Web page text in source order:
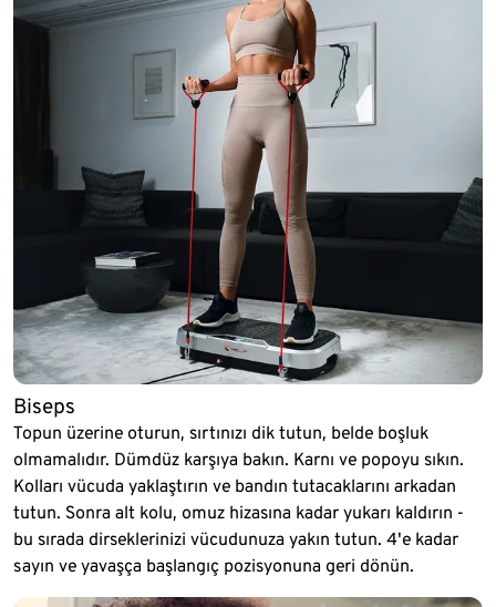
Biseps
Topun üzerine oturun, sırtınızı dik tutun, belde boşluk
olmamalıdır. Dümdüz karşıya bakın. Karnı ve popoyu sıkın.
Kolları vücuda yaklaştırın ve bandın tutacaklarını arkadan
tutun. Sonra alt kolu, omuz hizasına kadar yukarı kaldırın -
bu sırada dirseklerinizi vücudunuza yakın tutun. 4'e kadar
sayın ve yavaşça başlangıç pozisyonuna geri dönün.